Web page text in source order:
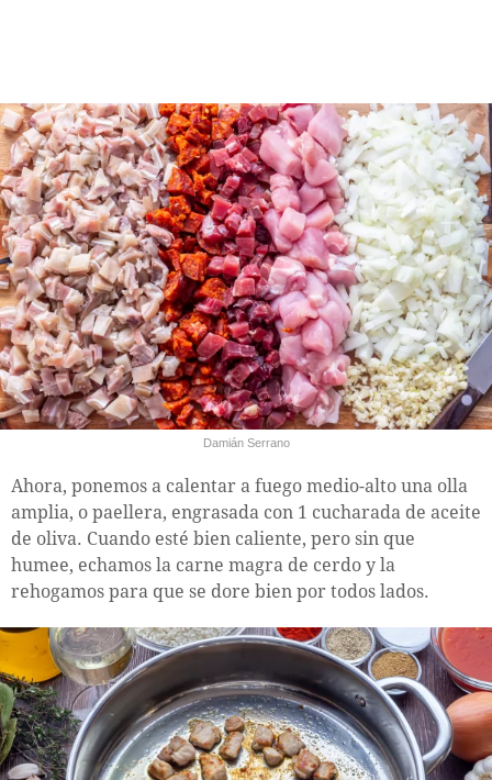
Damián Serrano
Ahora, ponemos a calentar a fuego medio-alto una olla
amplia, o paellera, engrasada con 1 cucharada de aceite
de oliva. Cuando esté bien caliente, pero sin que
humee, echamos la carne magra de cerdo y la
rehogamos para que se dore bien por todos lados.